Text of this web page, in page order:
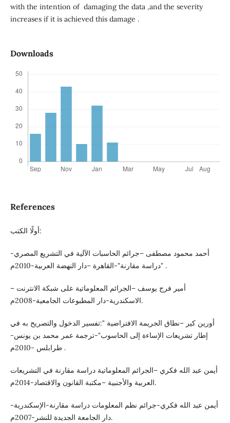
with the intention of damaging the data ,and the severity
increases if it is achieved this damage .
Downloads
References
أولًا الكتب:
أحمد محمود مصطفى –جرائم الحاسبات الآلية في التشريع المصري-
"دراسة مقارنة"-القاهرة –دار النهضة العربية-2010م .
أمير فرج يوسف –الجرائم المعلوماتية على شبكة الانترنت –
الاسكندرية-دار المطبوعات الجامعية-2008م.
أورين كير –نطاق الجريمة الافتراضية ":تفسير الدخول والتصريح به في
إطار تشريعات الإساءة إلى الحاسوب"-ترجمة عمر محمد بن يونس-
طرابلس -2010م .
أيمن عبد الله فكري –الجرائم المعلوماتية دراسة مقارنة في التشريعات
العربية والأجنبية –مكتبة القانون والاقتصاد-2014م.
أيمن عبد الله فكري-جرائم نظم المعلومات دراسة مقارنة-الإسكندرية-
دار الجامعة الجديدة للنشر-2007م.